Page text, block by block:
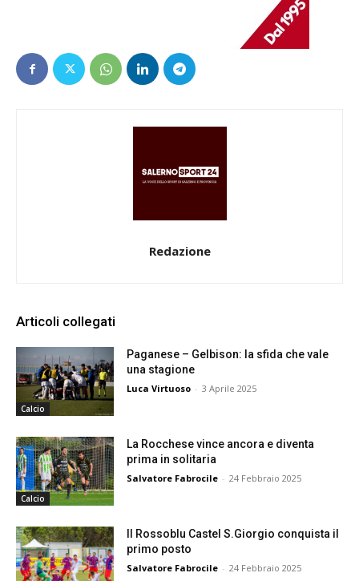
Redazione
Articoli collegati
Calcio
Paganese – Gelbison: la sfida che vale
una stagione
Luca Virtuoso - 3 Aprile 2025
Calcio
La Rocchese vince ancora e diventa
prima in solitaria
Salvatore Fabrocile - 24 Febbraio 2025
Il Rossoblu Castel S.Giorgio conquista il
primo posto
Salvatore Fabrocile - 24 Febbraio 2025